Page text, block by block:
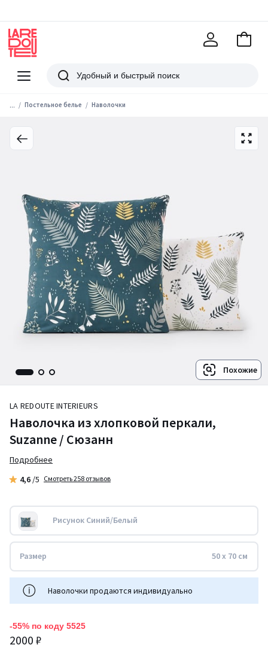
Меню
Redoute
Поиск
В
... Постельное белье Наволочки
Похожие
LA REDOUTE INTERIEURS
Наволочка из хлопковой перкали,
Suzanne / Сюзанн
Подробнее
4,6 /5 Смотреть 258 отзывов
Рисунок Синий/Белый
Размер 50 x 70 см
Наволочки продаются индивидуально
-55% по коду 5525
2000 ₽